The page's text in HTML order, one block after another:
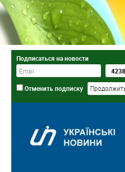
Подписаться на новости
Отменить подписку